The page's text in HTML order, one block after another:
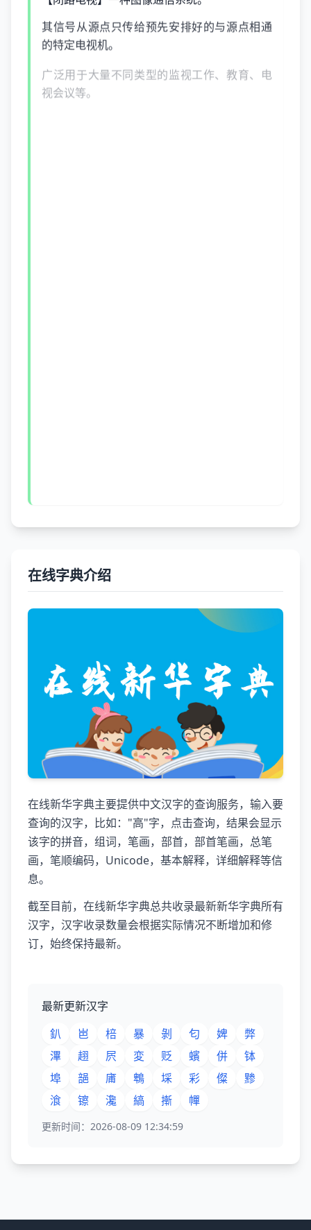
其信号从源点只传给预先安排好的与源点相通
的特定电视机。
广泛用于大量不同类型的监视工作、教育、电
视会议等。
在线字典介绍
在线新华字典主要提供中文汉字的查询服务，输入要
查询的汉字，比如："高"字，点击查询，结果会显示
该字的拼音，组词，笔画，部首，部首笔画，总笔
画，笔顺编码，Unicode，基本解释，详细解释等信
息。
截至目前，在线新华字典总共收录最新新华字典所有
汉字，汉字收录数量会根据实际情况不断增加和修
订，始终保持最新。
最新更新汉字
釟
岜 棓 暴 剝 匂 婢
弊
滭
趐 屄 変 贬 蠙 併
钵
埠
郶 庯 鵯 埰 彩 儏
黪
湌
镲 瀺 縞 摲 幝
更新时间：2026-08-09 12:34:59